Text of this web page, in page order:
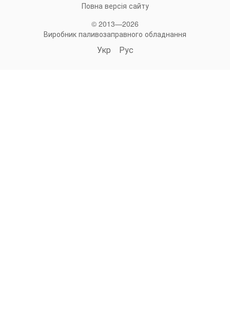
Повна версія сайту
© 2013—2026
Виробник паливозаправного обладнання
Укр Рус